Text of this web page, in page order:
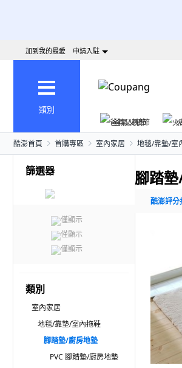
加到我的最愛 申請入駐
類別
爸氣父親節
酷澎首頁 首購專區 室內家居 地毯/靠墊/室
篩選器
僅顯示
僅顯示
僅顯示
類別
室內家居
地毯/靠墊/室內拖鞋
腳踏墊/廚房地墊
PVC 腳踏墊/廚房地墊
腳踏
酷澎評分